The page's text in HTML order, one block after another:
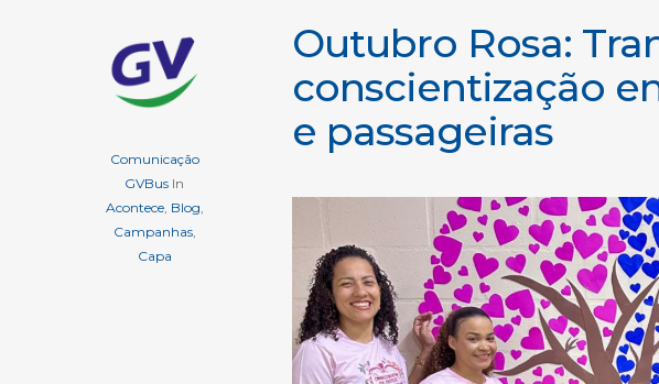
Comunicação
GVBus In
Acontece, Blog
Campanhas,
Capa
Outubro Rosa:
conscientização
e passageiras